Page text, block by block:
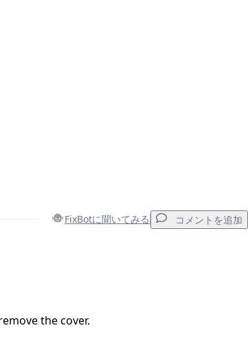
FixBotに聞いてみる コメントを追加
the cover.